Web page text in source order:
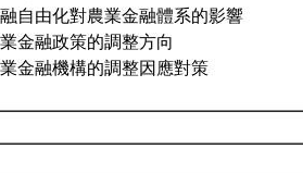
融自由化對農業金融體系的影響
業金融政策的調整方向
業金融機構的調整因應對策